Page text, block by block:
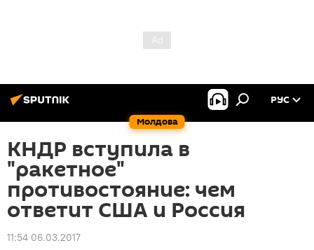
Молдова
РУС
КНДР вступила в
"ракетное"
противостояние: чем
ответит США и Россия
11:54 06.03.2017